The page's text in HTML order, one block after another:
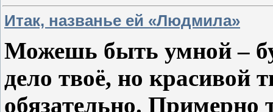
Итак, названье ей «Людмила»
Можешь быть умной –
дело твоё, но красивой
обязательно.